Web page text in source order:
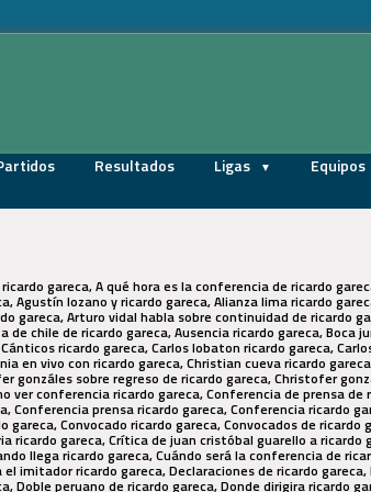
Resultados Ligas Equipos
de ricardo gareca, Oscar del portal ricardo gareca, Oscar ruggeri y ricardo gareca, Pato yáñez critica ricardo gareca, Pato yáñez duro contra ricardo gareca, Patricio yáñez arremetió contra ricardo gareca, Patricio yáñez criticó a ricardo gareca, Peru de ricardo gareca, Perú ricardo gareca, Perú sin ricardo gareca, Perú vs bolivia ricardo gareca, Peru vs venezuela ricardo gareca, Presentación ricardo gareca, Qué canal transmite conferencia ricardo gareca, Qué equipos dirigio ricardo gareca, Qué pasó con ricardo gareca, Rachas de ricardo gareca, Rachas que cortó ricardo gareca, Reaccion ricardo gareca, Reemplazante de ricardo gareca, Reemplazo ricardo gareca, Renovación de ricardo gareca, Renovacion ricardo gareca, Ricardo gareca, Ricardo gareca 2017, Ricardo gareca 2021, Ricardo gareca 2022, Ricardo gareca a boca juniors, Ricardo gareca a chile, Ricardo gareca a vélez sarsfield, Ricardo gareca adn, Ricardo gareca agustin lozano, Ricardo gareca alianza, Ricardo gareca alianza lima, Ricardo gareca ante venezuela, Ricardo gareca baréin, Ricardo gareca boca juniors, Ricardo gareca byron castillo, Ricardo gareca ç, Ricardo gareca cábalas, Ricardo gareca cambia a ben brereton, Ricardo gareca carlos zambrano, Ricardo gareca carlos zambrano miguel trauco sergio peña, Ricardo gareca chile, Ricardo gareca christian cueva, Ricardo gareca christian cueva selección peruana, Ricardo gareca como va su renovacion con la seleccion peruana, Ricardo gareca conferencia, Ricardo gareca conferencia de despedida, Ricardo gareca conferencia de prensa, Ricardo gareca conferencia de prensa en chile, Ricardo gareca conferencia de prensa hoy, Ricardo gareca conferencia en vivo, Ricardo gareca confesó condición especial con christian cueva, Ricardo gareca confiesa como hacía que rinda christian cueva, Ricardo gareca contrato, Ricardo gareca contrato peru, Ricardo gareca convocados, Ricardo gareca convocados peru, Ricardo gareca convocatoria, Ricardo gareca convocó a arturo vidal, Ricardo gareca convocó a arturo vidal para los partido contra perú y venezuela, Ricardo gareca convocó a ben brereton, Ricardo gareca convocó a brereton, Ricardo gareca declaraciones, Ricardo gareca deja el perú, Ricardo gareca deja la selección, Ricardo gareca deja peru, Ricardo gareca dejaba tomar a christian cueva, Ricardo gareca despedida, Ricardo gareca despedido de chile, Ricardo gareca dirigirá selección de ecuador, Ricardo gareca donny neyra, Ricardo gareca dt, Ricardo gareca dt de chile, Ricardo gareca dt de perú, Ricardo gareca dt peru, Ricardo gareca edad, Ricardo gareca edwin oviedo, Ricardo gareca elige a perú por encima de chile, Ricardo gareca elige entre perú o chile, Ricardo gareca elogia comida chile, Ricardo gareca en boca juniors, Ricardo gareca en chiclayo, Ricardo gareca en chile, Ricardo gareca en conferencia de prensa, Ricardo gareca en la copa américa, Ricardo gareca en lima, Ricardo gareca en peru, Ricardo gareca en vélez, Ricardo gareca en vivo, Ricardo gareca enfocados, Ricardo gareca entrenador, Ricardo gareca entrenador chile, Ricardo gareca entrevista, Ricardo gareca equipos entrenados, Ricardo gareca es criticado previo partido ante bolivia, Ricardo gareca es nuevo técnico de chile, Ricardo gareca espn, Ricardo gareca familia, Ricardo gareca federacion peruana, Ricardo gareca federacion peruana de futbol, Ricardo gareca fpf, Ricardo gareca fuera de la seleccion, Ricardo gareca gino peruzzi, Ricardo gareca gol, Ricardo gareca habló sobre chile vs. francia, Ricardo gareca habló sobre debut de perú, Ricardo gareca habló sobre la selección peruana, Ricardo gareca habló sobre luis advíncula, Ricardo gareca hoy, Ricardo gareca ipsos, Ricardo gareca jean ferrari, Ricardo gareca jefferson farfán, Ricardo gareca le pidió a carlos zambrano que se sincere por dejarlo fuera del mundial, Ricardo gareca liga 1, Ricardo gareca lista de convocados, Ricardo gareca lista de convocados de chile, Ricardo gareca lista oficial de chile, Ricardo gareca llanto argentina final mundial 2026, Ricardo gareca llega a peru, Ricardo gareca llega este fin de semana a perú, Ricardo gareca llegada, Ricardo gareca llegó a chile, Ricardo gareca llegó a lima, Ricardo gareca lloro, Ricardo gareca mano menezes, Ricardo gareca mejor entrenador, Ricardo gareca mundial rusia 2018, Ricardo gareca nardi, Ricardo gareca no continuará con la selección